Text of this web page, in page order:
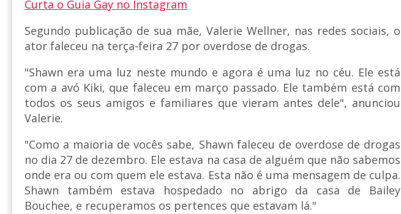
Curta o Guia Gay no Instagram
Segundo publicação de sua mãe, Valerie Wellner, nas redes sociais, o
ator faleceu na terça-feira 27 por overdose de drogas.
"Shawn era uma luz neste mundo e agora é uma luz no céu. Ele está
com a avó Kiki, que faleceu em março passado. Ele também está com
todos os seus amigos e familiares que vieram antes dele", anunciou
Valerie.
"Como a maioria de vocês sabe, Shawn faleceu de overdose de drogas
no dia 27 de dezembro. Ele estava na casa de alguém que não sabemos
onde era ou com quem ele estava. Esta não é uma mensagem de culpa.
Shawn também estava hospedado no abrigo da casa de Bailey
Bouchee, e recuperamos os pertences que estavam lá."